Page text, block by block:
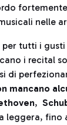
nelle
tutti i gusti
i recital
di
mancano
,
leggera, fino